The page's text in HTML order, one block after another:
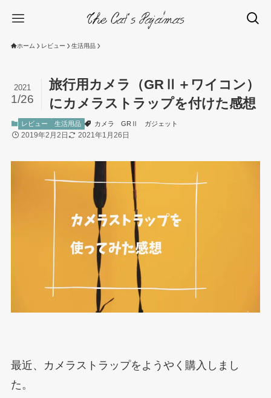
ホーム レビュー 生活用品
旅行用カメラ（GRⅡ＋ワイコン）
にカメラストラップを付けた感想
2021
1/26
レビュー 生活用品 カメラ GRⅡ ガジェット
2019年2月2日 2021年1月26日
最近、カメラストラップをようやく購入しまし
た。